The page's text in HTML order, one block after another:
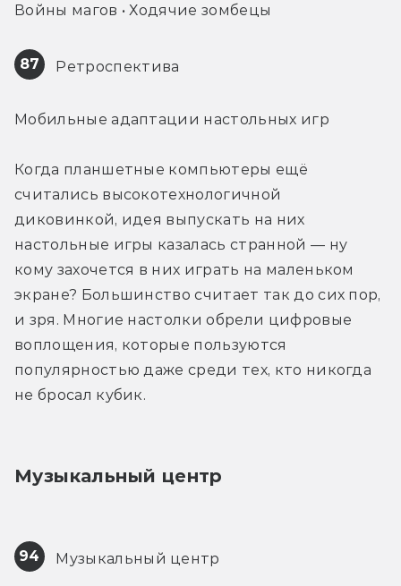
Войны магов • Ходячие зомбецы
87 Ретроспектива
Мобильные адаптации настольных игр
Когда планшетные компьютеры ещё
считались высокотехнологичной
диковинкой, идея выпускать на них
настольные игры казалась странной — ну
кому захочется в них играть на маленьком
экране? Большинство считает так до сих пор,
и зря. Многие настолки обрели цифровые
воплощения, которые пользуются
популярностью даже среди тех, кто никогда
не бросал кубик.
Музыкальный центр
94 Музыкальный центр